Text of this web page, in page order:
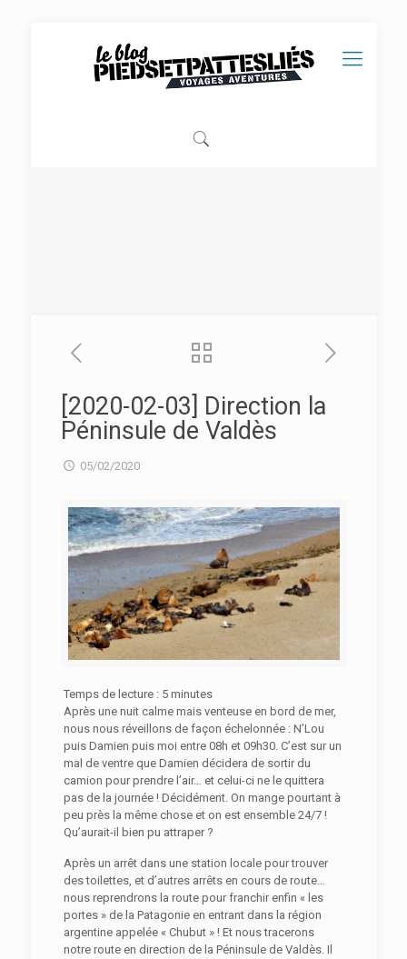
[2020-02-03] Direction la
Péninsule de Valdès
05/02/2020
Temps de lecture : 5 minutes
Après une nuit calme mais venteuse en bord de mer,
nous nous réveillons de façon échelonnée : N’Lou
puis Damien puis moi entre 08h et 09h30. C’est sur un
mal de ventre que Damien décidera de sortir du
camion pour prendre l’air… et celui-ci ne le quittera
pas de la journée ! Décidément. On mange pourtant à
peu près la même chose et on est ensemble 24/7 !
Qu’aurait-il bien pu attraper ?
Après un arrêt dans une station locale pour trouver
des toilettes, et d’autres arrêts en cours de route…
nous reprendrons la route pour franchir enfin « les
portes » de la Patagonie en entrant dans la région
argentine appelée « Chubut » ! Et nous tracerons
notre route en direction de la Péninsule de Valdès. Il